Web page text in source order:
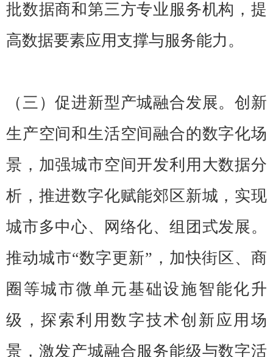
批数据商和第三方专业服务机构，提
高数据要素应用支撑与服务能力。
（三）促进新型产城融合发展。创新
生产空间和生活空间融合的数字化场
景，加强城市空间开发利用大数据分
析，推进数字化赋能郊区新城，实现
城市多中心、网络化、组团式发展。
推动城市“数字更新”，加快街区、商
圈等城市微单元基础设施智能化升
级，探索利用数字技术创新应用场
景，激发产城融合服务能级与数字活